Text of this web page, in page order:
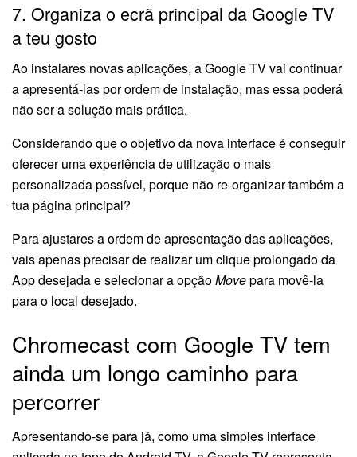
7. Organiza o ecrã principal da Google TV
a teu gosto
Ao instalares novas aplicações, a Google TV vai continuar
a apresentá-las por ordem de instalação, mas essa poderá
não ser a solução mais prática.
Considerando que o objetivo da nova interface é conseguir
oferecer uma experiência de utilização o mais
personalizada possível, porque não re-organizar também a
tua página principal?
Para ajustares a ordem de apresentação das aplicações,
vais apenas precisar de realizar um clique prolongado da
App desejada e selecionar a opçãoMovepara movê-la
para o local desejado.
Chromecast com Google TV tem
ainda um longo caminho para
percorrer
Apresentando-se para já, como uma simples interface